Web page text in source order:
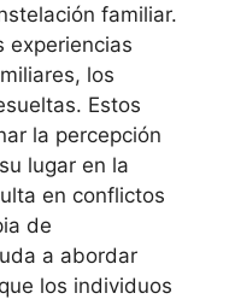
familiar.
experiencias
los
Estos
la percepción
lugar en la
en conflictos
de
a abordar
los individuos